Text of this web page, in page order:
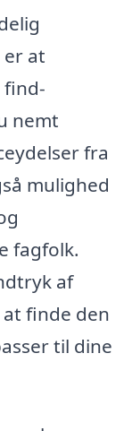
er at
find-
nemt
fra
mulighed
fagfolk.
af
finde den
til dine